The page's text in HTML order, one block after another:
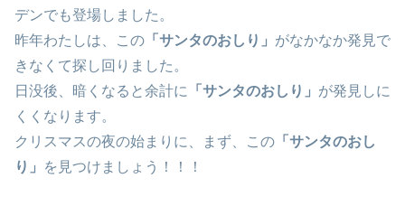
デンでも登場しました。
昨年わたしは、この 「サンタのおしり」 がなかなか発見で
きなくて探し回りました。
日没後、暗くなると余計に
「サンタのおしり」 が発見しに
くくなります。
クリスマスの夜の始まりに、まず、この 「サンタのおし
り」
を見つけましょう！！！